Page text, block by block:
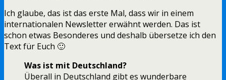
Ich glaube, das ist das erste Mal, dass wir in einem
internationalen Newsletter erwähnt werden. Das ist
schon etwas Besonderes und deshalb übersetze ich den
Text für Euch 🙂
Was ist mit Deutschland?
Überall in Deutschland gibt es wunderbare